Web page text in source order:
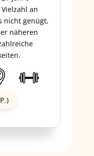
an
nicht genügt,
näheren